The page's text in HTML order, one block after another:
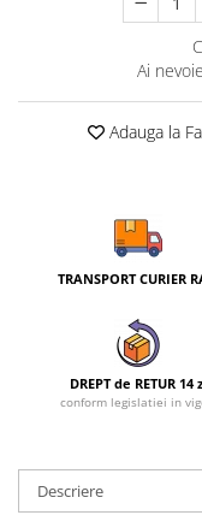
Ai
Adauga la
TRANSPORT CURIER
DREPT de RETUR 14
conform legislatiei in
Descriere